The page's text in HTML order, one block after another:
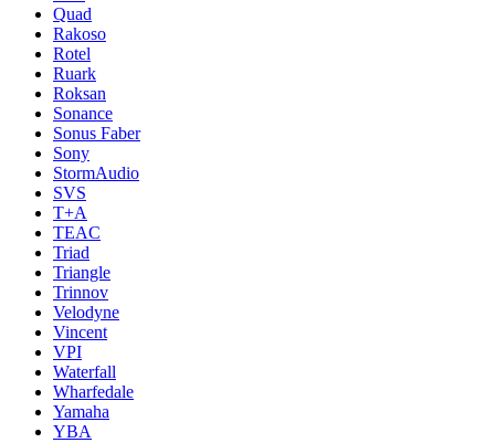
Quad
Rakoso
Rotel
Ruark
Roksan
Sonance
Sonus Faber
Sony
StormAudio
SVS
T+A
TEAC
Triad
Triangle
Trinnov
Velodyne
Vincent
VPI
Waterfall
Wharfedale
Yamaha
YBA